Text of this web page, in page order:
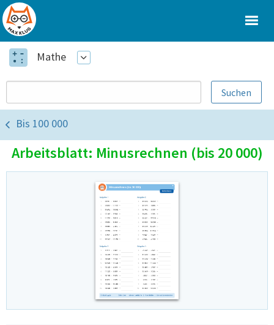
Mathe
Bis 100 000
Arbeitsblatt: Minusrechnen (bis 20 000)